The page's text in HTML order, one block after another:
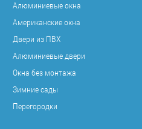
Алюминиевые окна
Американские окна
Двери из ПВХ
Алюминиевые двери
Окна без монтажа
Зимние сады
Перегородки